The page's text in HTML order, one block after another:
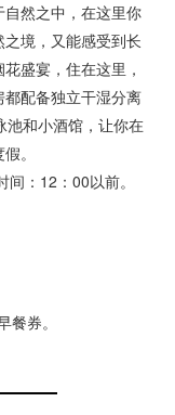
然之中，在这里你
境，又能感受到长
盛宴，住在这里，
配备独立干湿分离
池和小酒馆，让你在
。
间：12：00以前。
理入住。
证。
早餐券。